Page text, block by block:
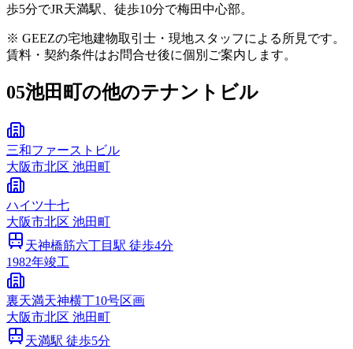
歩5分でJR天満駅、徒歩10分で梅田中心部。
※ GEEZの宅地建物取引士・現地スタッフによる所見です。
賃料・契約条件はお問合せ後に個別ご案内します。
05池田町の他のテナントビル
三和ファーストビル
大阪市北区 池田町
ハイツ十七
大阪市北区 池田町
天神橋筋六丁目 駅 徒歩4分
1982年竣工
裏天満天神横丁10号区画
大阪市北区 池田町
天満駅 徒歩5分